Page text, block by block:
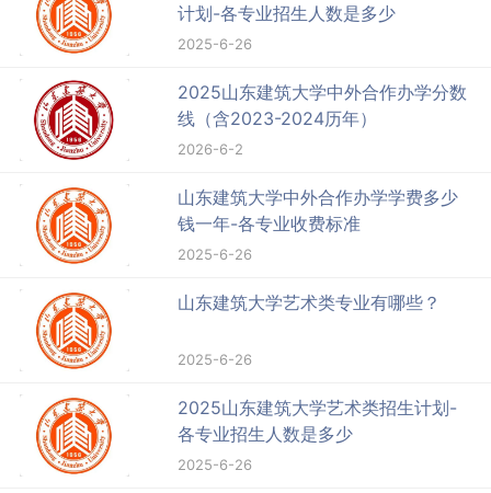
计划-各专业招生人数是多少
2025-6-26
2025山东建筑大学中外合作办学分数
线（含2023-2024历年）
2026-6-2
山东建筑大学中外合作办学学费多少
钱一年-各专业收费标准
2025-6-26
山东建筑大学艺术类专业有哪些？
2025-6-26
2025山东建筑大学艺术类招生计划-
各专业招生人数是多少
2025-6-26